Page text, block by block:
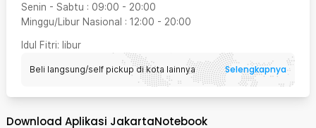
Senin - Sabtu : 09:00 - 20:00
Minggu/Libur Nasional : 12:00 - 20:00
Idul Fitri: libur
Beli langsung/self pickup di kota lainnya Selengkapnya
Download Aplikasi JakartaNotebook